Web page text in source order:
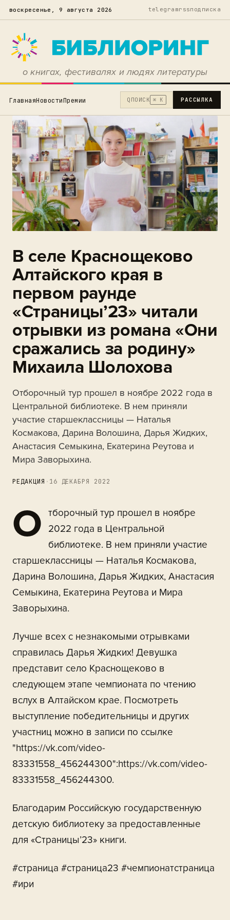
воскресенье, 9 августа 2026 telegramrssподписка
о книгах, фестивалях и людях литературы
ГлавнаяНовостиПремии Q ПОИСК ⌘ K РАССЫЛКА
В селе Краснощеково
Алтайского края в
первом раунде
«Страницы’23» читали
отрывки из романа «Они
сражались за родину»
Михаила Шолохова
Отборочный тур прошел в ноябре 2022 года в
Центральной библиотеке. В нем приняли
участие старшеклассницы — Наталья
Космакова, Дарина Волошина, Дарья Жидких,
Анастасия Семыкина, Екатерина Реутова и
Мира Заворыхина.
РЕДАКЦИЯ · 16 ДЕКАБРЯ 2022
О
тборочный тур прошел в ноябре
2022 года в Центральной
библиотеке. В нем приняли участие
старшеклассницы — Наталья Космакова,
Дарина Волошина, Дарья Жидких, Анастасия
Семыкина, Екатерина Реутова и Мира
Заворыхина.
Лучше всех с незнакомыми отрывками
справилась Дарья Жидких! Девушка
представит село Краснощеково в
следующем этапе чемпионата по чтению
вслух в Алтайском крае. Посмотреть
выступление победительницы и других
участниц можно в записи по ссылке
"https://vk.com/video-
83331558_456244300":https://vk.com/video-
83331558_456244300.
Благодарим Российскую государственную
детскую библиотеку за предоставленные
для «Страницы’23» книги.
#страница #страница23 #чемпионатстраница
#ири